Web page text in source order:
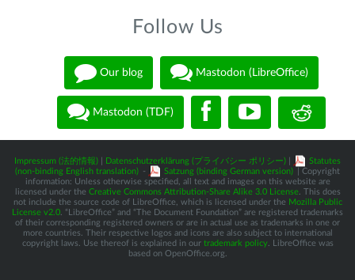
Follow Us
Our blog Mastodon (LibreOffice)
Mastodon (TDF)
Impressum (法的情報) Datenschutzerklärung (プライバシー ポリシー)
Statutes
(non-binding English translation) - Satzung (binding German version)
| Copyright
information: Unless otherwise specified, all text and images on this website are
licensed under the Creative Commons Attribution-Share Alike 3.0 License. This does
not include the source code of LibreOffice, which is licensed under the Mozilla Public
License v2.0 . “LibreOffice” and “The Document Foundation” are registered trademarks
of their corresponding registered owners or are in actual use as trademarks in one or
more countries. Their respective logos and icons are also subject to international
copyright laws. Use thereof is explained in our trademark policy. LibreOffice was
based on OpenOffice.org.